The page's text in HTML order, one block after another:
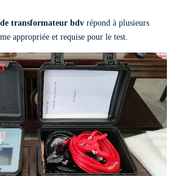
transformateur bdv répond à plusieurs
appropriée et requise pour le test.